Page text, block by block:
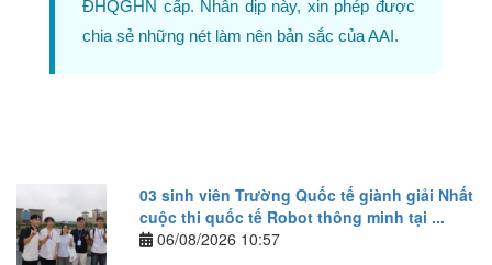
ĐHQGHN cấp. Nhân dịp này, xin phép được
chia sẻ những nét làm nên bản sắc của AAI.
03 sinh viên Trường Quốc tế giành giải Nhất
cuộc thi quốc tế Robot thông minh tại ...
06/08/2026 10:57